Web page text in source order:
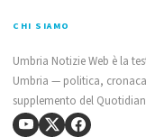
CHI SIAMO
Umbria Notizie Web è la
Umbria — politica,
supplemento del